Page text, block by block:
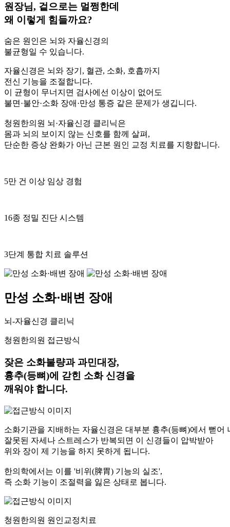
원장님, 겉으로는 멀쩡한데
왜 이렇게 힘들까요?
숨은 원인은 뇌와 자율신경의
불균형일 수 있습니다.
자율신경은 뇌와 장기, 혈관, 소화, 호흡까지
전신 기능을 조절합니다.
이 균형이 무너지면 검사에선 이상이 없어도
불면·불안·소화 장애·만성 통증 같은 문제가 생깁니다.
청원한의원 뇌·자율신경 클리닉은
몸과 뇌의 보이지 않는 신호를 함께 살펴,
단순한 증상 완화가 아닌 근본 원인 교정 치료를 지향합니다.
5만 건 이상 임상 경험
16종 정밀 진단 시스템
3단계 통합 치료 솔루션
만성 소화·배변 장애
뇌-자율신경 클리닉
청원한의원 접근방식
잦은 소화불량과 과민대장,
흉추(등뼈)에 갇힌 소화 신경을
깨워야 합니다.
소화기관을 지배하는 자율신경은 대부분 흉추(등뼈)에서 뻗어
잘못된 자세나 스트레스가 반복되면 이 신경들이 압박받아
위와 장이 제 기능을 하지 못하게 됩니다.
한의학에서는 이를 '비위(脾胃) 기능의 실조',
즉 소화 기능이 조절력을 잃은 상태로 봅니다.
청원한의원 원인교정치료